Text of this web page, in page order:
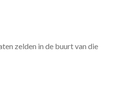
zelden in de buurt van die